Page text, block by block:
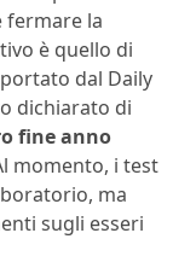
fermare la
è quello di
dal Daily
dichiarato di
fine anno
momento, i test
ma
sugli esseri